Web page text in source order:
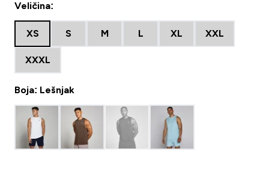
Veličina:
XS S M L XL XXL
XXXL
Boja: Lešnjak